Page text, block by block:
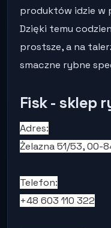
produktów idzie w
Dzięki temu
prostsze, a na
smaczne rybne
Fisk - sklep
Adres:
Żelazna 51/53, 00-
Telefon:
+48 603 110 322